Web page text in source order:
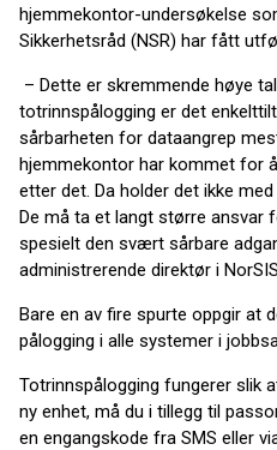
hjemmekontor-undersøkelse
Sikkerhetsråd (NSR) har fått
– Dette er skremmende høye
totrinnspålogging er det
sårbarheten for dataangrep
hjemmekontor har kommet for
etter det. Da holder det ikke
De må ta et langt større ansvar
spesielt den svært sårbare
administrerende direktør i
Bare en av fire spurte oppgir at
pålogging i alle systemer i
Totrinnspålogging fungerer slik
ny enhet, må du i tillegg til
en engangskode fra SMS eller